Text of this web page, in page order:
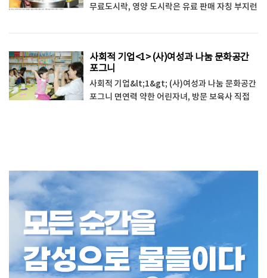
무료도시락, 영양 도시락은 유료 판매 자칭 부지런
5~6시. 하지만 어둠이 걷히기 전인 이 시각에
사회적 기업<1> (사)여성과 나눔 문화공간
포그니
사회적 기업&lt;1&gt; (사)여성과 나눔 문화공간
포그니 면연력 약한 어린자녀, 방문 보육사 직접